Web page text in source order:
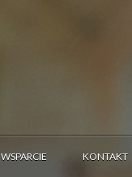
WSPARCIE KONTAKT